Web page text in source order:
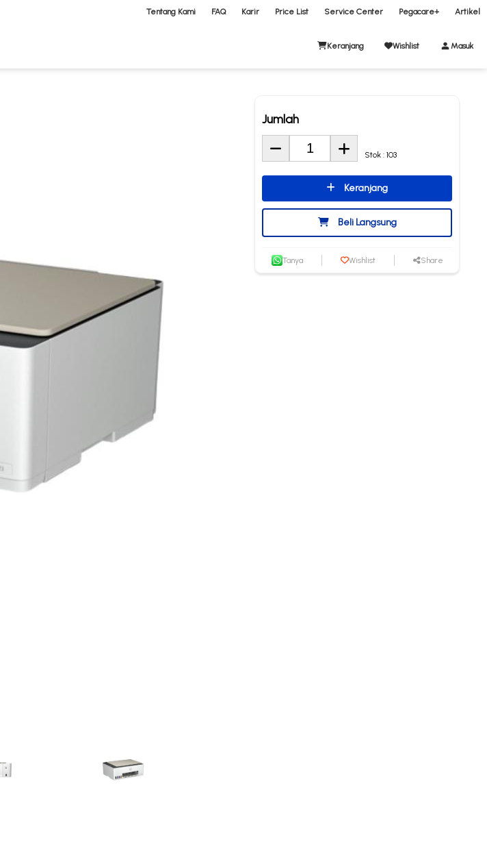
Tentang Kami FAQ Karir Price List Service Center Pegacare+ Artikel
Keranjang Wishlist Masuk
Jumlah
Stok : 103
Keranjang
Beli Langsung
Tanya Wishlist Share